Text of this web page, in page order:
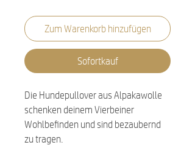
Zum Warenkorb hinzufügen
Sofortkauf
Die Hundepullover aus Alpakawolle
schenken deinem Vierbeiner
Wohlbefinden und sind bezaubernd
zu tragen.